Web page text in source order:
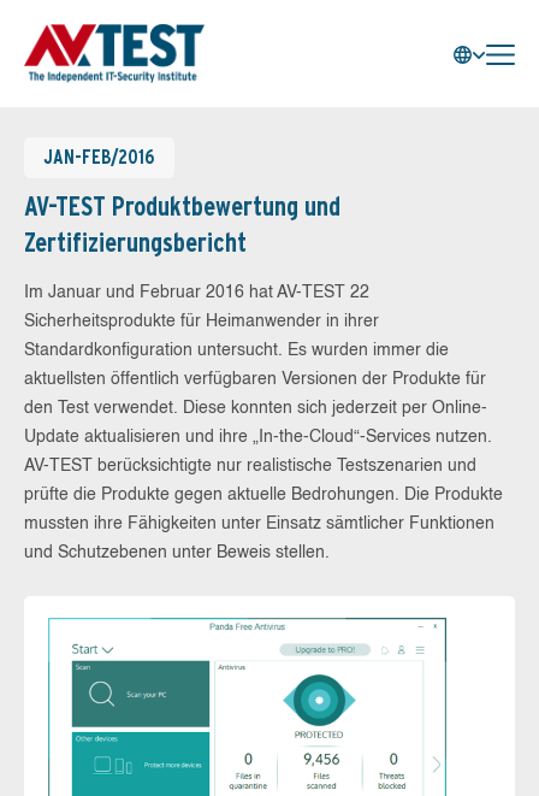
JAN-FEB/2016
AV-TEST Produktbewertung und
Zertifizierungsbericht
Im Januar und Februar 2016 hat AV-TEST 22
Sicherheitsprodukte für Heimanwender in ihrer
Standardkonfiguration untersucht. Es wurden immer die
aktuellsten öffentlich verfügbaren Versionen der Produkte für
den Test verwendet. Diese konnten sich jederzeit per Online-
Update aktualisieren und ihre „In-the-Cloud“-Services nutzen.
AV-TEST berücksichtigte nur realistische Testszenarien und
prüfte die Produkte gegen aktuelle Bedrohungen. Die Produkte
mussten ihre Fähigkeiten unter Einsatz sämtlicher Funktionen
und Schutzebenen unter Beweis stellen.